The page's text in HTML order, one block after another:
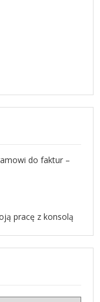
do faktur –
pracę z konsolą